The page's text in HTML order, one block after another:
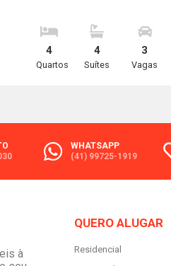
4
Quartos
4
Suítes
3
Vagas
WHATSAPP
(41) 99725-1919
à
QUERO ALUGAR
Residencial